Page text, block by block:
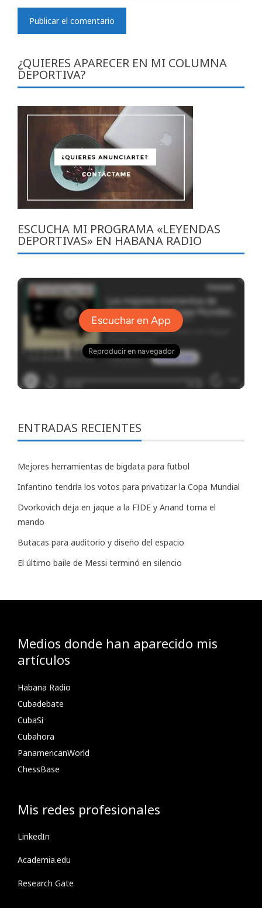
¿QUIERES APARECER EN MI COLUMNA
DEPORTIVA?
ESCUCHA MI PROGRAMA «LEYENDAS
DEPORTIVAS» EN HABANA RADIO
ENTRADAS RECIENTES
Mejores herramientas de bigdata para futbol
Infantino tendría los votos para privatizar la Copa Mundial
Dvorkovich deja en jaque a la FIDE y Anand toma el
mando
Butacas para auditorio y diseño del espacio
El último baile de Messi terminó en silencio
Medios donde han aparecido mis
artículos
Habana Radio
Cubadebate
CubaSí
Cubahora
PanamericanWorld
ChessBase
Mis redes profesionales
LinkedIn
Academia.edu
Research Gate